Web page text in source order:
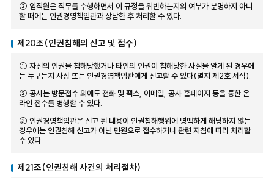
② 임직원은 직무를 수행하면서 이 규정을 위반하는지의 여부가 분명하지 아니
할 때에는 인권경영책임관과 상담한 후 처리할 수 있다.
제20조(인권침해의 신고 및 접수)
① 자신의 인권을 침해당했거나 타인의 인권이 침해당한 사실을 알게 된 경우에
는 누구든지 사장 또는 인권경영책임관에게 신고할 수 있다(별지 제2호 서식).
② 공사는 방문접수 외에도 전화 및 팩스, 이메일, 공사 홈페이지 등을 통한 온
라인 접수를 병행할 수 있다.
③ 인권경영책임관은 신고 된 내용이 인권침해행위에 명백하게 해당하지 않는
경우에는 인권침해 신고가 아닌 민원으로 접수하거나 관련 지침에 따라 처리할
수 있다.
제21조(인권침해 사건의 처리절차)